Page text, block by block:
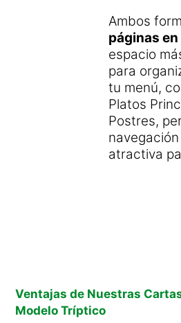
Ambos
páginas
espacio
para
tu menú,
Platos
Postres,
atractiva
Ventajas de Nuestras
Modelo Tríptico